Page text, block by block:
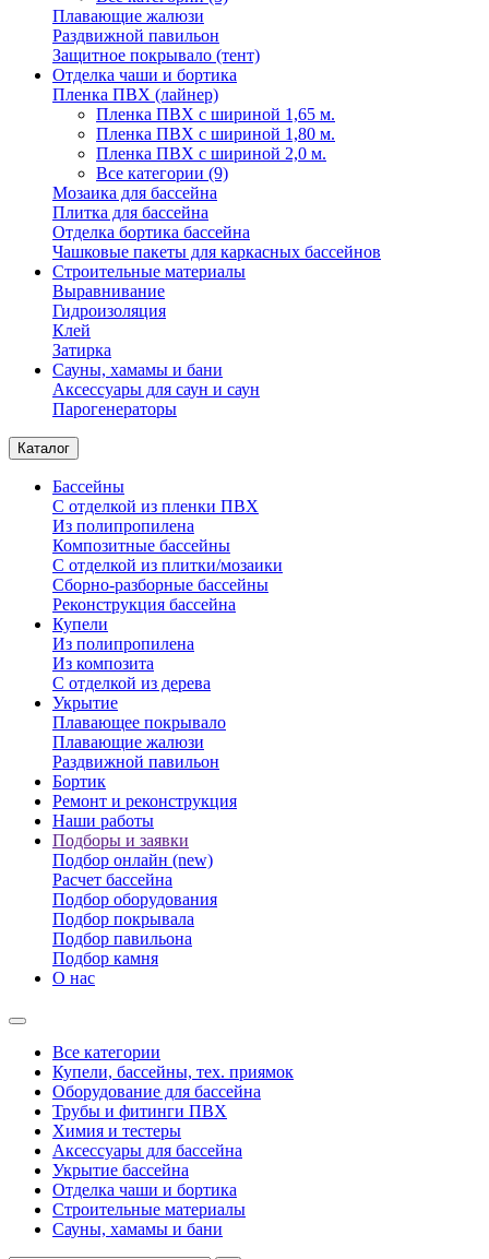
Плавающие жалюзи
Раздвижной павильон
Защитное покрывало (тент)
Отделка чаши и бортика
Пленка ПВХ (лайнер)
Пленка ПВХ с шириной 1,65 м.
Пленка ПВХ с шириной 1,80 м.
Пленка ПВХ с шириной 2,0 м.
Все категории (9)
Мозаика для бассейна
Плитка для бассейна
Отделка бортика бассейна
Чашковые пакеты для каркасных бассейнов
Строительные материалы
Выравнивание
Гидроизоляция
Клей
Затирка
Сауны, хамамы и бани
Аксессуары для саун и саун
Парогенераторы
Каталог
Бассейны
С отделкой из пленки ПВХ
Из полипропилена
Композитные бассейны
С отделкой из плитки/мозаики
Сборно-разборные бассейны
Реконструкция бассейна
Купели
Из полипропилена
Из композита
С отделкой из дерева
Укрытие
Плавающее покрывало
Плавающие жалюзи
Раздвижной павильон
Бортик
Ремонт и реконструкция
Наши работы
Подборы и заявки
Подбор онлайн (new)
Расчет бассейна
Подбор оборудования
Подбор покрывала
Подбор павильона
Подбор камня
О нас
Все категории
Купели, бассейны, тех. приямок
Оборудование для бассейна
Трубы и фитинги ПВХ
Химия и тестеры
Аксессуары для бассейна
Укрытие бассейна
Отделка чаши и бортика
Строительные материалы
Сауны, хамамы и бани